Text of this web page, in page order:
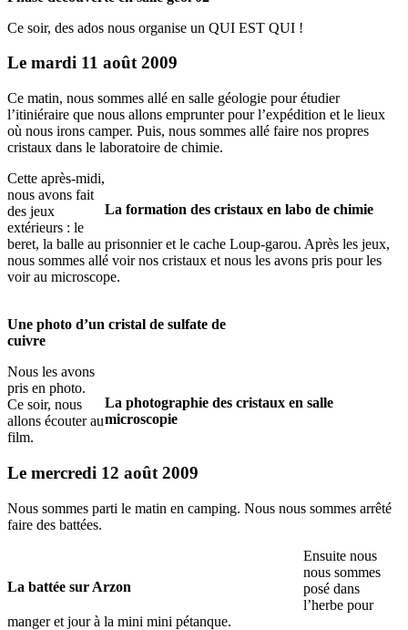
Ce soir, des ados nous organise un QUI EST QUI !
Le mardi 11 août 2009
Ce matin, nous sommes allé en salle géologie pour étudier
l’itiniéraire que nous allons emprunter pour l’expédition et le lieux
où nous irons camper. Puis, nous sommes allé faire nos propres
cristaux dans le laboratoire de chimie.
La formation des cristaux en labo de chimie
Cette après-midi,
nous avons fait
des jeux
extérieurs : le
beret, la balle au prisonnier et le cache Loup-garou. Après les jeux,
nous sommes allé voir nos cristaux et nous les avons pris pour les
voir au microscope.
Une photo d’un cristal de sulfate de
cuivre
La photographie des cristaux en salle
microscopie
Nous les avons
pris en photo.
Ce soir, nous
allons écouter au
film.
Le mercredi 12 août 2009
Nous sommes parti le matin en camping. Nous nous sommes arrêté
faire des battées.
La battée sur Arzon
Ensuite nous
nous sommes
posé dans
l’herbe pour
manger et jour à la mini mini pétanque.